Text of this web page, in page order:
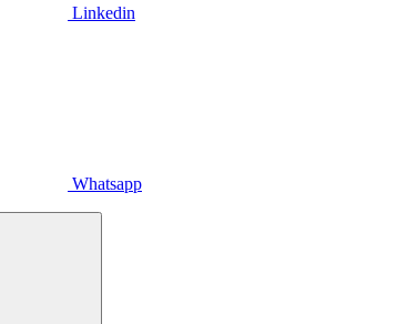
Linkedin
Whatsapp